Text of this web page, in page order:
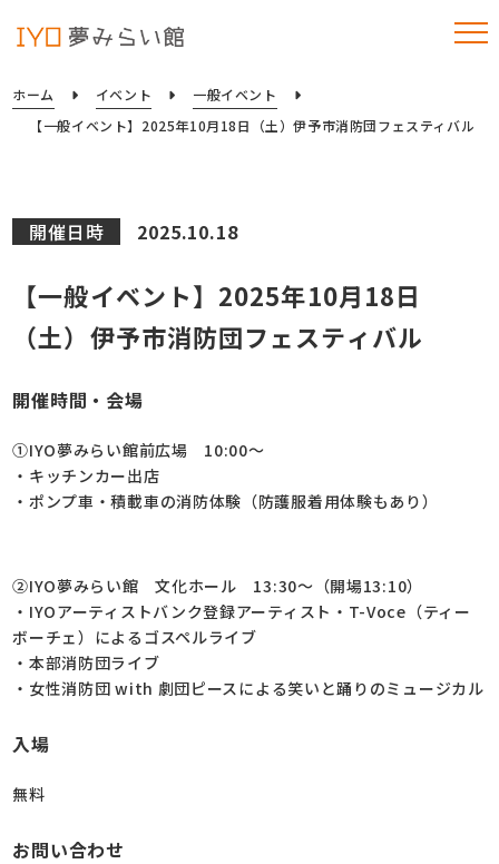
ホーム イベント
一般イベント
【一般イベント】2025年10月18日（土）伊予市消防団フェスティバル
開催日時 2025.10.18
【一般イベント】2025年10月18日
（土）伊予市消防団フェスティバル
開催時間・会場
①IYO夢みらい館前広場 10:00～
・キッチンカー出店
・ポンプ車・積載車の消防体験（防護服着用体験もあり）
②IYO夢みらい館 文化ホール 13:30～（開場13:10）
・IYOアーティストバンク登録アーティスト・T-Voce（ティー
ボーチェ）によるゴスペルライブ
・本部消防団ライブ
・女性消防団 with 劇団ピースによる笑いと踊りのミュージカル
入場
無料
お問い合わせ